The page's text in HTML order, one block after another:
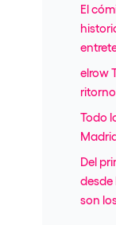
El
elrow
Todo
Del
desde
son